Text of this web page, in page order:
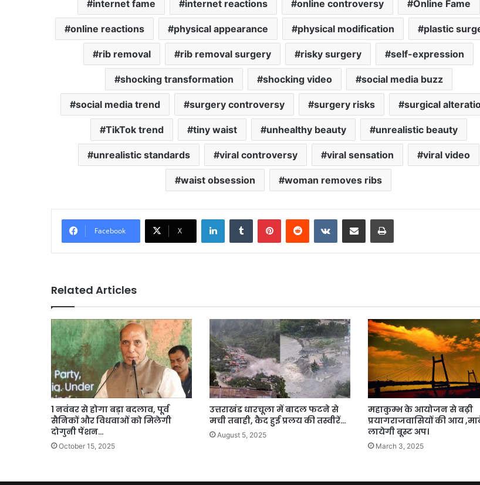
internet fame internet reactions online controversy Online Fame
online reactions physical appearance physical modification plastic
rib removal rib removal surgery risky surgery self-expression
shocking transformation shocking video social media buzz
social media trend surgery controversy surgery risks surgical
TikTok trend tiny waist unhealthy beauty unrealistic beauty
unrealistic standards viral controversy viral sensation viral video
waist obsession woman removes ribs
Facebook X
LinkedInTumblr PinterestReddit VKontakteShare via Email Print
Related Articles
1 नवंबर से होगा बड़ा बदलाव, पूर्व
सैनिकों और विधवाओं को मिलेगी
दोगुनी पेंशन…
October 15, 2025
उत्तराखंड धारचूला में बादल फटने से
मची तबाही, कैद हुई प्रलय की तस्वीरें…
August 5, 2025
महाकुम्भ के आयोजन से बढ़ी
प्रयागराजवासियों की आय
लायेगी बूस्ट अप।
March 3, 2025